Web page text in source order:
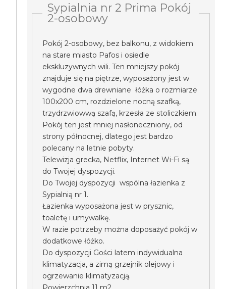
Sypialnia nr 2 Prima Pokój
2-osobowy
Pokój 2-osobowy, bez balkonu, z widokiem
na stare miasto Pafos i osiedle
ekskluzywnych wili. Ten mniejszy pokój
znajduje się na piętrze, wyposażony jest w
wygodne dwa drewniane łóżka o rozmiarze
100x200 cm, rozdzielone nocną szafką,
trzydrzwiowwą szafą, krzesła ze stoliczkiem.
Pokój ten jest mniej nasłoneczniony, od
strony północnej, dlatego jest bardzo
polecany na letnie pobyty.
Telewizja grecka, Netflix, Internet Wi-Fi są
do Twojej dyspozycji.
Do Twojej dyspozycji wspólna łazienka z
Sypialnią nr 1.
Łazienka wyposażona jest w prysznic,
toaletę i umywalkę.
W razie potrzeby można doposażyć pokój w
dodatkowe łóżko.
Do dyspozycji Gości latem indywidualna
klimatyzacja, a zimą grzejnik olejowy i
ogrzewanie klimatyzacją.